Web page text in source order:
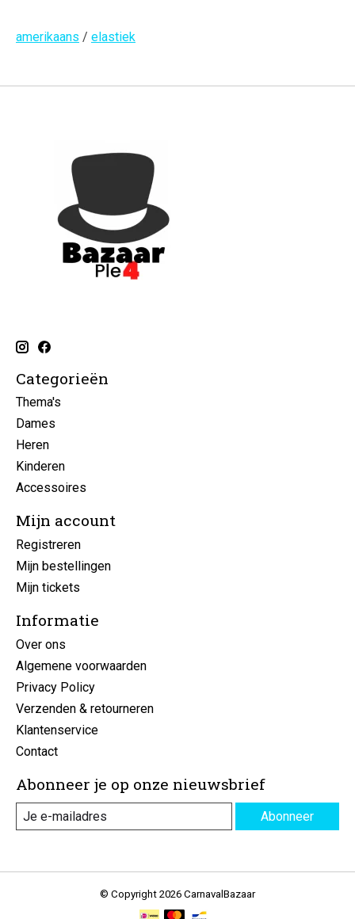
amerikaans / elastiek
Categorieën
Thema's
Dames
Heren
Kinderen
Accessoires
Mijn account
Registreren
Mijn bestellingen
Mijn tickets
Informatie
Over ons
Algemene voorwaarden
Privacy Policy
Verzenden & retourneren
Klantenservice
Contact
Abonneer je op onze nieuwsbrief
Abonneer
© Copyright 2026 CarnavalBazaar